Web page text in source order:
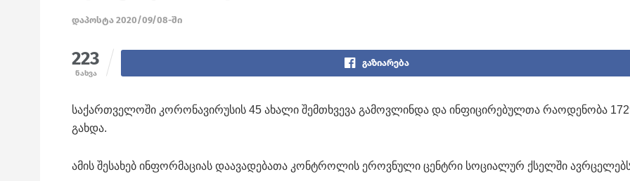
დაპოსტა 2020/09/08-ში
223
ნახვა
გაზიარება
საქართველოში კორონავირუსის 45 ახალი შემთხვევა გამოვლინდა და ინფიცირებულთა რაოდენობა
გახდა.
ამის შესახებ ინფორმაციას დაავადებათა კონტროლის ეროვნული ცენტრი სოციალურ ქსელში